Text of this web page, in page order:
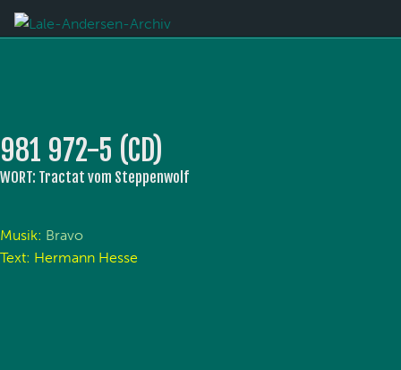
981 972-5 (CD)
WORT: Tractat vom Steppenwolf
Musik: Bravo
Text: Hermann Hesse